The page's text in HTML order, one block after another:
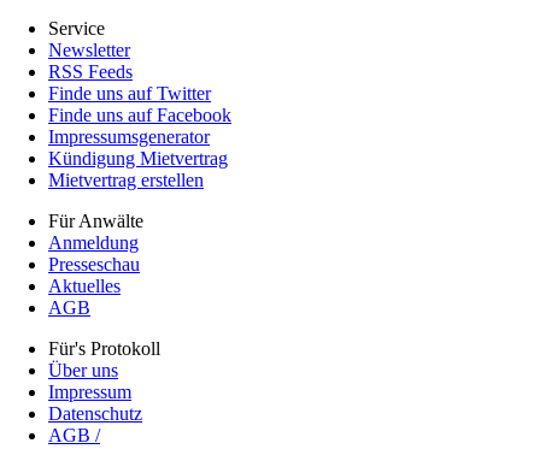
Service
Newsletter
RSS Feeds
Finde uns auf Twitter
Finde uns auf Facebook
Impressumsgenerator
Kündigung Mietvertrag
Mietvertrag erstellen
Für Anwälte
Anmeldung
Presseschau
Aktuelles
AGB
Für's Protokoll
Über uns
Impressum
Datenschutz
AGB /